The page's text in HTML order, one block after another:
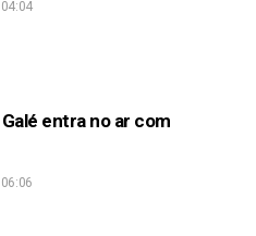
entra no ar com